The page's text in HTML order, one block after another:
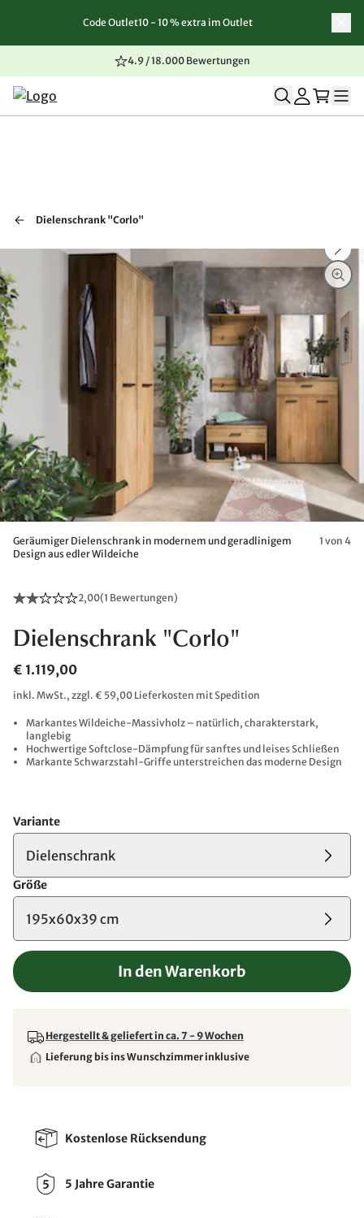
Zum Inhalt springen
Zur Navigation springen
Zum Seitenende springen
Code Outlet10 - 10 % extra im Outlet
4.9 / 18.000 Bewertungen
Dielenschrank "Corlo"
Geräumiger Dielenschrank in modernem und geradlinigem
Design aus edler Wildeiche
1 von 4
2,00(1 Bewertungen)
Dielenschrank "Corlo"
€ 1.119,00
inkl. MwSt., zzgl. € 59,00 Lieferkosten mit Spedition
Markantes Wildeiche-Massivholz – natürlich, charakterstark,
langlebig
Hochwertige Softclose-Dämpfung für sanftes und leises Schließen
Markante Schwarzstahl-Griffe unterstreichen das moderne Design
Variante
Dielenschrank
Größe
195x60x39 cm
In den Warenkorb
Hergestellt & geliefert in ca. 7 - 9 Wochen
Lieferung bis ins Wunschzimmer inklusive
Kostenlose Rücksendung
5 Jahre Garantie